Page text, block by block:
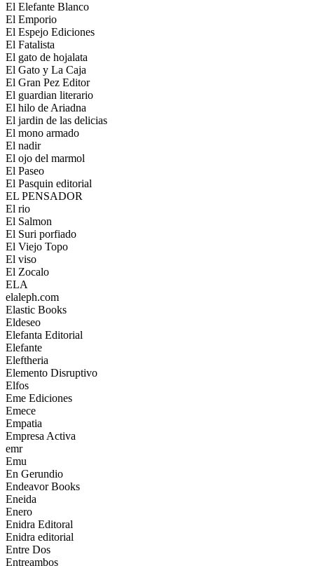
El Elefante Blanco
El Emporio
El Espejo Ediciones
El Fatalista
El gato de hojalata
El Gato y La Caja
El Gran Pez Editor
El guardian literario
El hilo de Ariadna
El jardin de las delicias
El mono armado
El nadir
El ojo del marmol
El Paseo
El Pasquin editorial
EL PENSADOR
El rio
El Salmon
El Suri porfiado
El Viejo Topo
El viso
El Zocalo
ELA
elaleph.com
Elastic Books
Eldeseo
Elefanta Editorial
Elefante
Eleftheria
Elemento Disruptivo
Elfos
Eme Ediciones
Emece
Empatia
Empresa Activa
emr
Emu
En Gerundio
Endeavor Books
Eneida
Enero
Enidra Editoral
Enidra editorial
Entre Dos
Entreambos